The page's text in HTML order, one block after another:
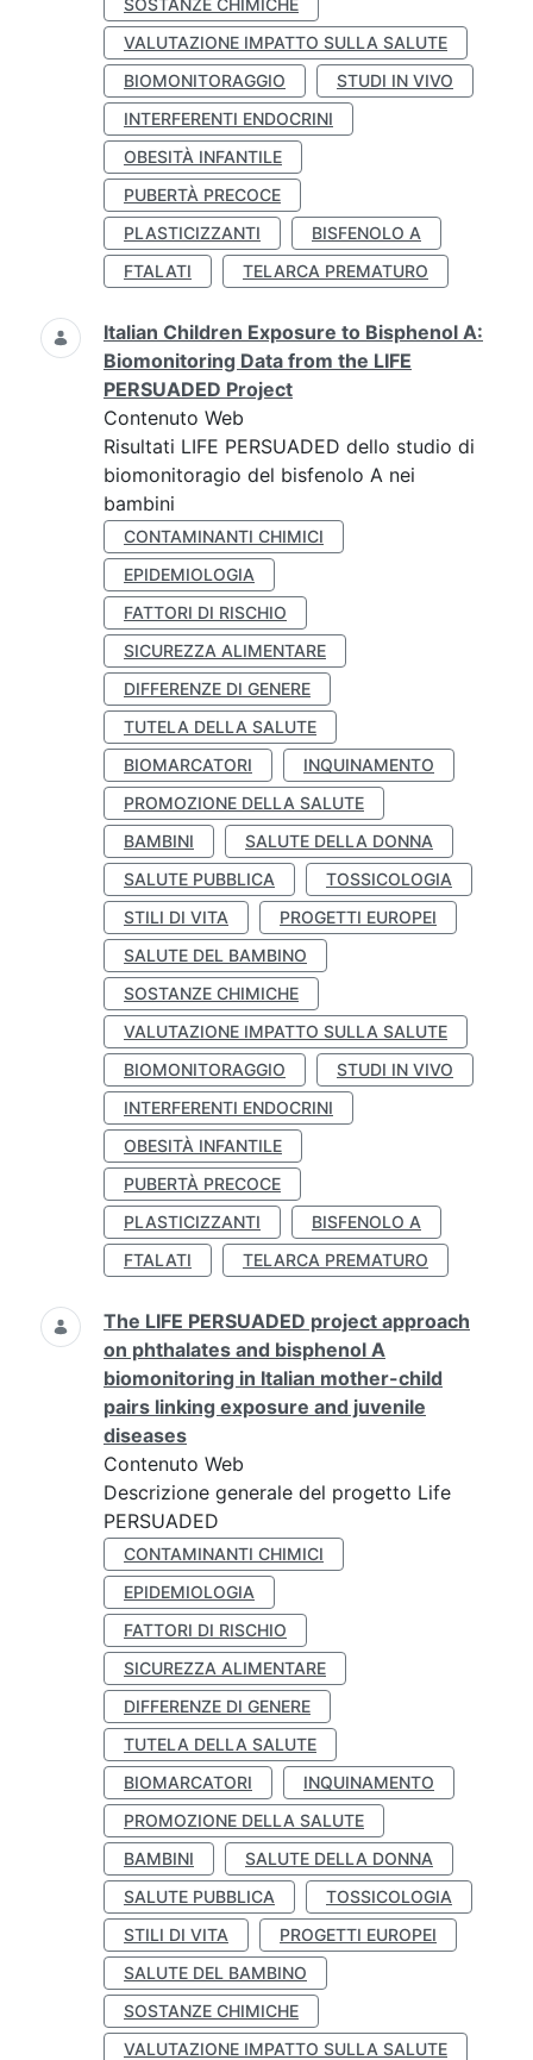
SOSTANZE CHIMICHE
VALUTAZIONE IMPATTO SULLA SALUTE
BIOMONITORAGGIO
STUDI IN VIVO
INTERFERENTI ENDOCRINI
OBESITÀ INFANTILE
PUBERTÀ PRECOCE
PLASTICIZZANTI
BISFENOLO A
FTALATI
TELARCA PREMATURO
Italian Children Exposure to Bisphenol A:
Biomonitoring Data from the LIFE
PERSUADED Project
Contenuto Web
Risultati LIFE PERSUADED dello studio di
biomonitoragio del bisfenolo A nei
bambini
CONTAMINANTI CHIMICI
EPIDEMIOLOGIA
FATTORI DI RISCHIO
SICUREZZA ALIMENTARE
DIFFERENZE DI GENERE
TUTELA DELLA SALUTE
BIOMARCATORI
INQUINAMENTO
PROMOZIONE DELLA SALUTE
BAMBINI
SALUTE DELLA DONNA
SALUTE PUBBLICA
TOSSICOLOGIA
STILI DI VITA
PROGETTI EUROPEI
SALUTE DEL BAMBINO
SOSTANZE CHIMICHE
VALUTAZIONE IMPATTO SULLA SALUTE
BIOMONITORAGGIO
STUDI IN VIVO
INTERFERENTI ENDOCRINI
OBESITÀ INFANTILE
PUBERTÀ PRECOCE
PLASTICIZZANTI
BISFENOLO A
FTALATI
TELARCA PREMATURO
The LIFE PERSUADED project approach
on phthalates and bisphenol A
biomonitoring in Italian mother-child
pairs linking exposure and juvenile
diseases
Contenuto Web
Descrizione generale del progetto Life
PERSUADED
CONTAMINANTI CHIMICI
EPIDEMIOLOGIA
FATTORI DI RISCHIO
SICUREZZA ALIMENTARE
DIFFERENZE DI GENERE
TUTELA DELLA SALUTE
BIOMARCATORI
INQUINAMENTO
PROMOZIONE DELLA SALUTE
BAMBINI
SALUTE DELLA DONNA
SALUTE PUBBLICA
TOSSICOLOGIA
STILI DI VITA
PROGETTI EUROPEI
SALUTE DEL BAMBINO
SOSTANZE CHIMICHE
VALUTAZIONE IMPATTO SULLA SALUTE